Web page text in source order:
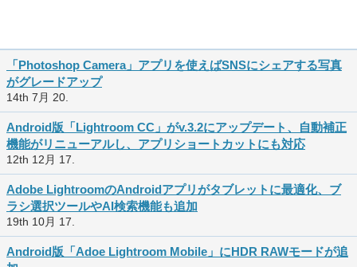
「Photoshop Camera」アプリを使えばSNSにシェアする写真
がグレードアップ
14th 7月 20.
Android版「Lightroom CC」がv.3.2にアップデート、自動補正
機能がリニューアルし、アプリショートカットにも対応
12th 12月 17.
Adobe LightroomのAndroidアプリがタブレットに最適化、ブ
ラシ選択ツールやAI検索機能も追加
19th 10月 17.
Android版「Adoe Lightroom Mobile」にHDR RAWモードが追